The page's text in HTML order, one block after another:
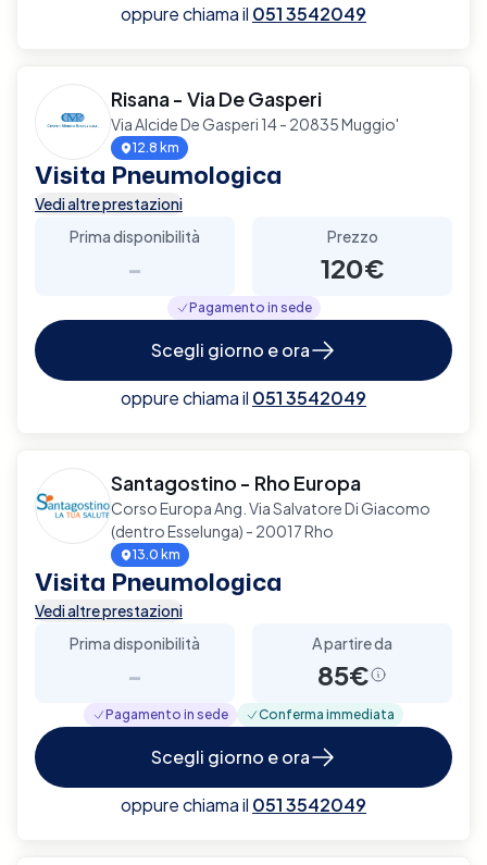
oppure chiama il 051 3542049
Risana - Via De Gasperi
Via Alcide De Gasperi 14 - 20835 Muggio'
12.8 km
Visita Pneumologica
Vedi altre prestazioni
Prima disponibilità
-
Prezzo
120€
Pagamento in sede
Scegli giorno e ora
oppure chiama il 051 3542049
Santagostino - Rho Europa
Corso Europa Ang. Via Salvatore Di Giacomo
(dentro Esselunga) - 20017 Rho
13.0 km
Visita Pneumologica
Vedi altre prestazioni
Prima disponibilità
-
A partire da
85€
Pagamento in sede Conferma immediata
Scegli giorno e ora
oppure chiama il 051 3542049